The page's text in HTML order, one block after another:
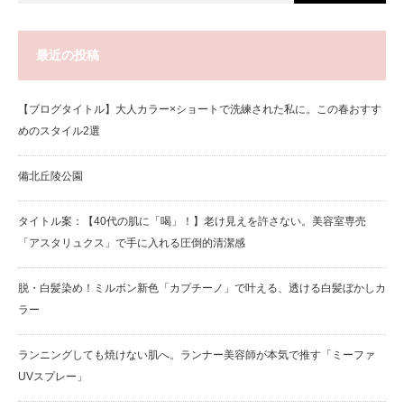
最近の投稿
【ブログタイトル】大人カラー×ショートで洗練された私に。この春おすす
めのスタイル2選
備北丘陵公園
タイトル案：【40代の肌に「喝」！】老け見えを許さない。美容室専売
「アスタリュクス」で手に入れる圧倒的清潔感
脱・白髪染め！ミルボン新色「カプチーノ」で叶える、透ける白髪ぼかしカ
ラー
ランニングしても焼けない肌へ。ランナー美容師が本気で推す「ミーファ
UVスプレー」